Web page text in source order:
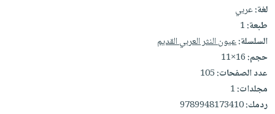
تواصل
معنا
لغة:عربي
طبعة:1
السلسلة:عيون النثر العربي القديم
حجم:16×11
عدد الصفحات:105
مجلدات:1
ردمك:9789948173410